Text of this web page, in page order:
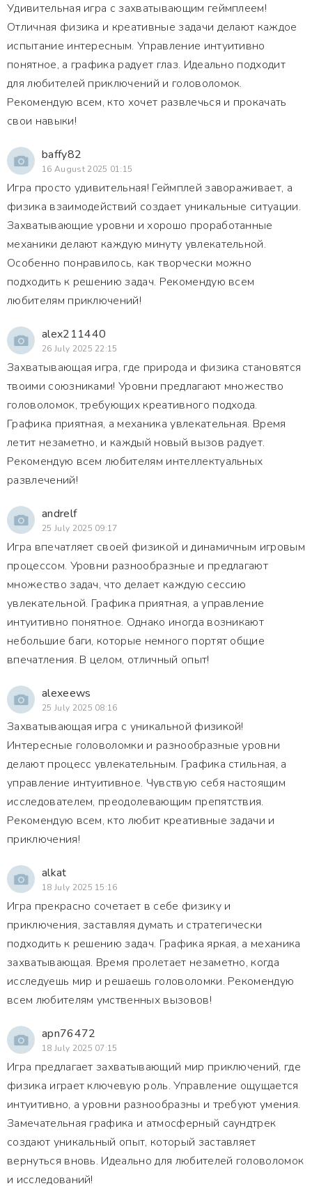
Удивительная игра с захватывающим геймплеем!
Отличная физика и креативные задачи делают каждое
испытание интересным. Управление интуитивно
понятное, а графика радует глаз. Идеально подходит
для любителей приключений и головоломок.
Рекомендую всем, кто хочет развлечься и прокачать
свои навыки!
baffy82
16 August 2025 01:15
Игра просто удивительная! Геймплей завораживает, а
физика взаимодействий создает уникальные ситуации.
Захватывающие уровни и хорошо проработанные
механики делают каждую минуту увлекательной.
Особенно понравилось, как творчески можно
подходить к решению задач. Рекомендую всем
любителям приключений!
alex211440
26 July 2025 22:15
Захватывающая игра, где природа и физика становятся
твоими союзниками! Уровни предлагают множество
головоломок, требующих креативного подхода.
Графика приятная, а механика увлекательная. Время
летит незаметно, и каждый новый вызов радует.
Рекомендую всем любителям интеллектуальных
развлечений!
andrelf
25 July 2025 09:17
Игра впечатляет своей физикой и динамичным игровым
процессом. Уровни разнообразные и предлагают
множество задач, что делает каждую сессию
увлекательной. Графика приятная, а управление
интуитивно понятное. Однако иногда возникают
небольшие баги, которые немного портят общие
впечатления. В целом, отличный опыт!
alexeews
25 July 2025 08:16
Захватывающая игра с уникальной физикой!
Интересные головоломки и разнообразные уровни
делают процесс увлекательным. Графика стильная, а
управление интуитивное. Чувствую себя настоящим
исследователем, преодолевающим препятствия.
Рекомендую всем, кто любит креативные задачи и
приключения!
alkat
18 July 2025 15:16
Игра прекрасно сочетает в себе физику и
приключения, заставляя думать и стратегически
подходить к решению задач. Графика яркая, а механика
захватывающая. Время пролетает незаметно, когда
исследуешь мир и решаешь головоломки. Рекомендую
всем любителям умственных вызовов!
apn76472
18 July 2025 07:15
Игра предлагает захватывающий мир приключений, где
физика играет ключевую роль. Управление ощущается
интуитивно, а уровни разнообразны и требуют умения.
Замечательная графика и атмосферный саундтрек
создают уникальный опыт, который заставляет
вернуться вновь. Идеально для любителей головоломок
и исследований!